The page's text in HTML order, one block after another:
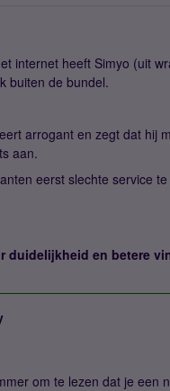
internet heeft Simyo (uit
buiten de bundel.
arrogant en zegt dat hij
aan.
eerst slechte service
duidelijkheid en betere
om te lezen dat je een